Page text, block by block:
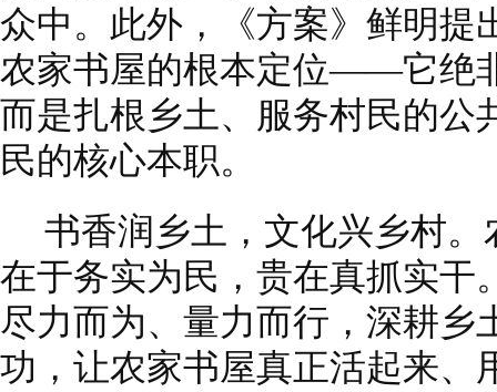
众中。此外，《方案》鲜明提
农家书屋的根本定位——它绝
而是扎根乡土、服务村民的公
民的核心本职。
书香润乡土，文化兴乡村
在于务实为民，贵在真抓实干
尽力而为、量力而行，深耕乡
功，让农家书屋真正活起来、